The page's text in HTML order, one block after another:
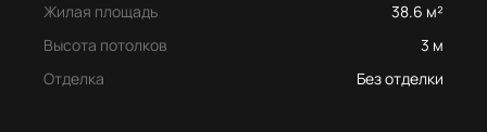
Жилая площадь
38.6 м²
Высота потолков
3 м
Отделка
Без отделки